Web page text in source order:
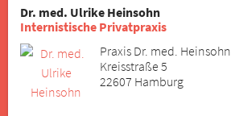
Dr. med. Ulrike Heinsohn
Internistische Privatpraxis
Praxis Dr. med. Heinsohn
Kreisstraße 5
22607 Hamburg